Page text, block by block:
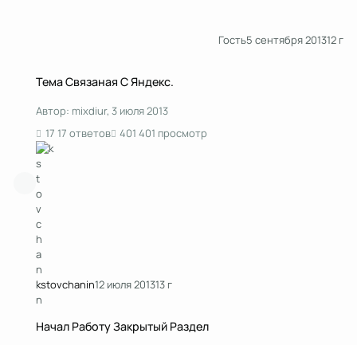
Гость5 сентября 201312 г
Тема Связаная С Яндекс.
Автор: mixdiur, 3 июля 2013
17 ответов
401 просмотр
kstоvchanin12 июля 201313 г
Начал Работу Закрытый Раздел